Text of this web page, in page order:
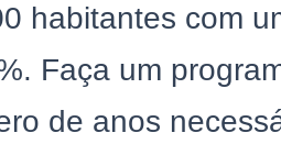
habitantes com
Faça um
de anos